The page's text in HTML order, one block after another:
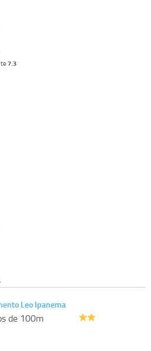
7.3
Leo Ipanema
de 100m